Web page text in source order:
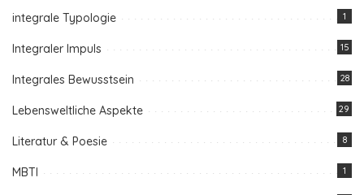
integrale Typologie 1
Integraler Impuls 15
Integrales Bewusstsein 28
Lebensweltliche Aspekte 29
Literatur & Poesie 8
MBTI 1